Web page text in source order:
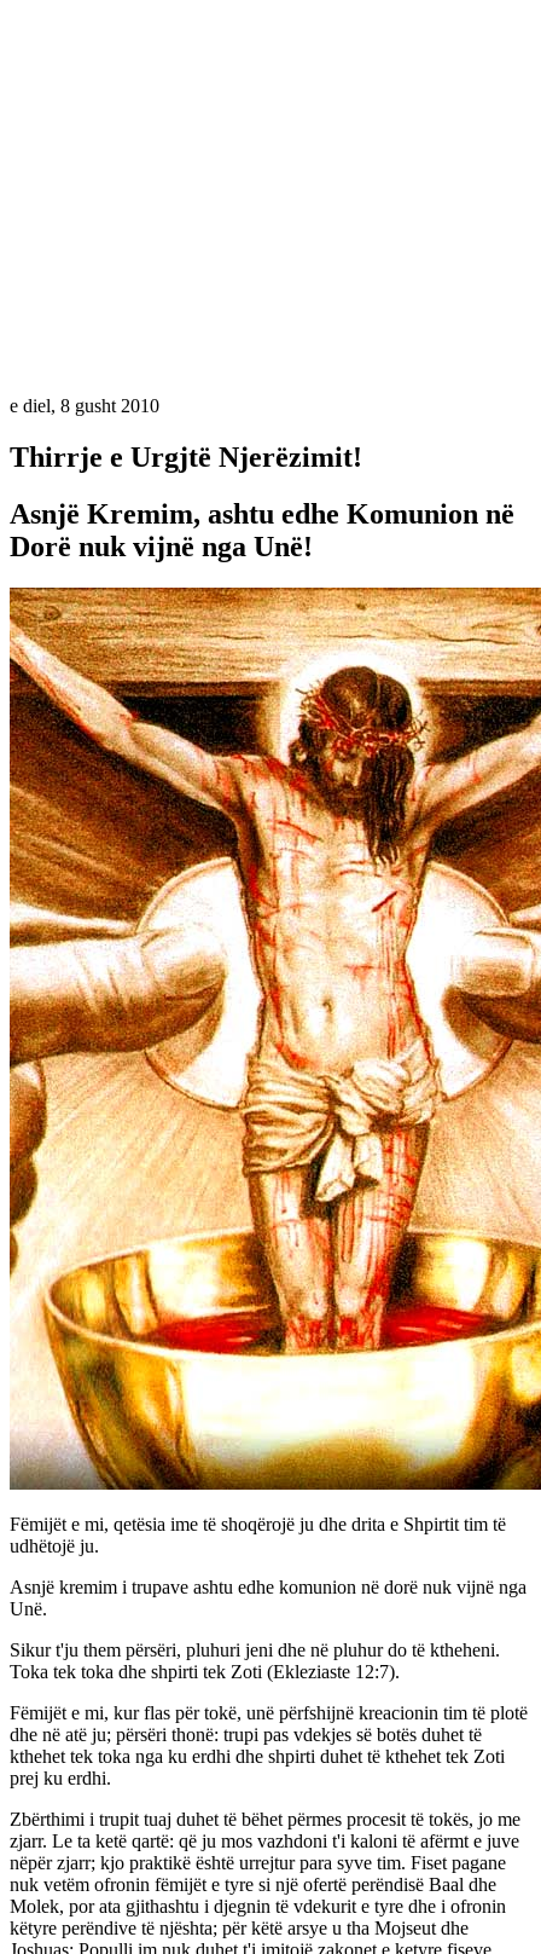
e diel, 8 gusht 2010
Thirrje e Urgjtë Njerëzimit!
Asnjë Kremim, ashtu edhe Komunion në
Dorë nuk vijnë nga Unë!
Fëmijët e mi, qetësia ime të shoqërojë ju dhe drita e Shpirtit tim të
udhëtojë ju.
Asnjë kremim i trupave ashtu edhe komunion në dorë nuk vijnë nga
Unë.
Sikur t'ju them përsëri, pluhuri jeni dhe në pluhur do të ktheheni.
Toka tek toka dhe shpirti tek Zoti (Ekleziaste 12:7).
Fëmijët e mi, kur flas për tokë, unë përfshijnë kreacionin tim të plotë
dhe në atë ju; përsëri thonë: trupi pas vdekjes së botës duhet të
kthehet tek toka nga ku erdhi dhe shpirti duhet të kthehet tek Zoti
prej ku erdhi.
Zbërthimi i trupit tuaj duhet të bëhet përmes procesit të tokës, jo me
zjarr. Le ta ketë qartë: që ju mos vazhdoni t'i kaloni të afërmt e juve
nëpër zjarr; kjo praktikë është urrejtur para syve tim. Fiset pagane
nuk vetëm ofronin fëmijët e tyre si një ofertë perëndisë Baal dhe
Molek, por ata gjithashtu i djegnin të vdekurit e tyre dhe i ofronin
këtyre perëndive të njështa; për këtë arsye u tha Mojseut dhe
Joshuas: Populli im nuk duhet t'i imitojë zakonet e ketyre fiseve